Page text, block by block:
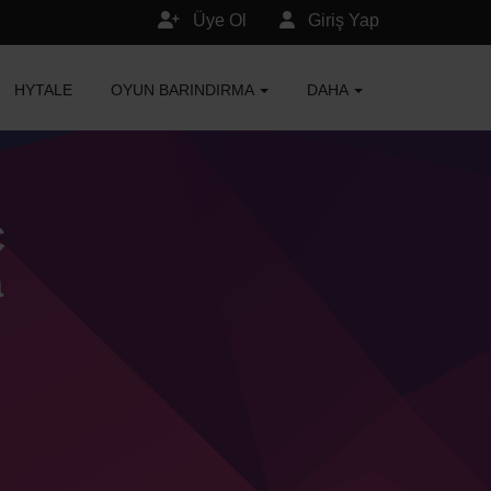
Giriş Yap
Üye Ol
HYTALE OYUN BARINDIRMA DAHA